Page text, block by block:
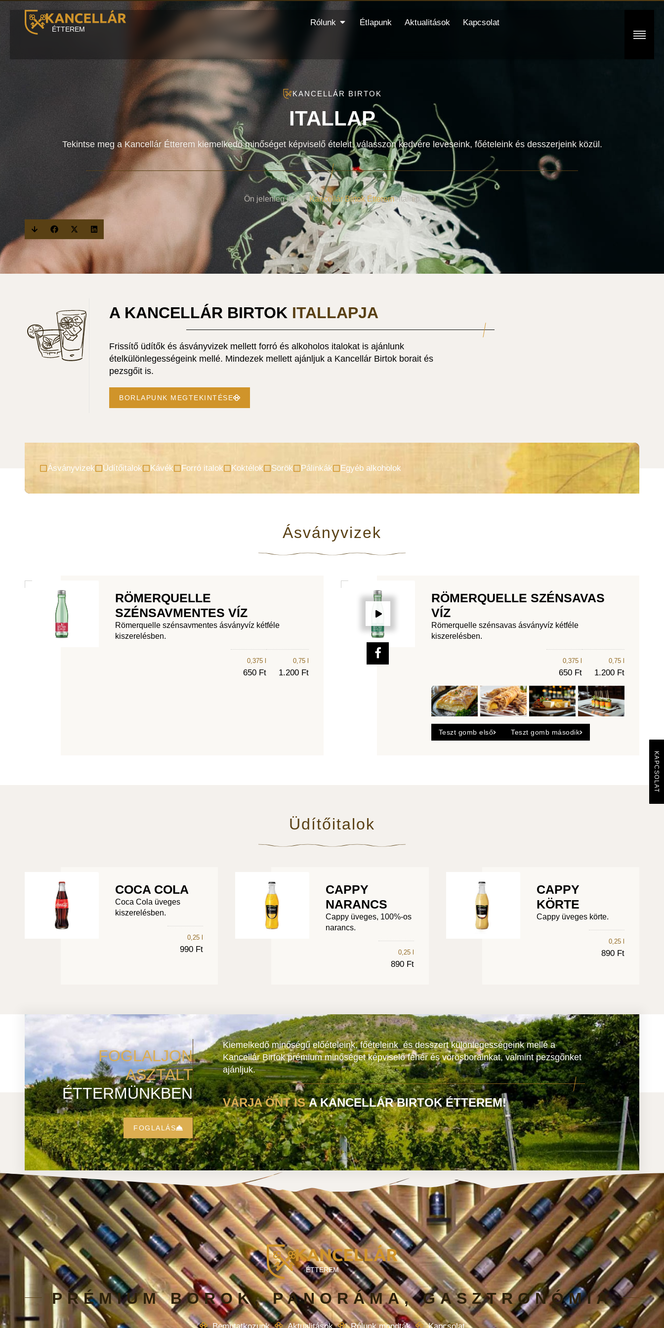
KAPCSOLAT
ÉTTEREM
Rólunk Étlapunk Aktualitások Kapcsolat
KANCELLÁR BIRTOK
ITALLAP
Tekintse meg a Kancellár Étterem kiemelkedő minőséget képviselő ételeit, válasszon kedvére leveseink, főételeink és desszerjeink közül.
Ön jelenleg itt van:Kancellár Birtok Étterem>Itallap
A KANCELLÁR BIRTOK ITALLAPJA
Frissítő üdítők és ásványvizek mellett forró és alkoholos italokat is ajánlunk
ételkülönlegességeink mellé. Mindezek mellett ajánljuk a Kancellár Birtok borait és
pezsgőit is.
BORLAPUNK MEGTEKINTÉSE
Ásványvizek Üdítőitalok Kávék Forró italok Koktélok Sörök Pálinkák Egyéb alkoholok
Ásványvizek
RÖMERQUELLE
SZÉNSAVMENTES VÍZ
Römerquelle szénsavmentes ásványvíz kétféle
kiszerelésben.
0,375 l
650 Ft
0,75 l
1.200 Ft
RÖMERQUELLE SZÉNSAVAS
VÍZ
Römerquelle szénsavas ásványvíz kétféle
kiszerelésben.
0,375 l
650 Ft
0,75 l
1.200 Ft
Teszt gomb első Teszt gomb második
Üdítőitalok
COCA COLA
Coca Cola üveges
kiszerelésben.
0,25 l
990 Ft
CAPPY
NARANCS
Cappy üveges, 100%-os
narancs.
0,25 l
890 Ft
CAPPY
KÖRTE
Cappy üveges körte.
0,25 l
890 Ft
FOGLALJON
ASZTALT
ÉTTERMÜNKBEN
FOGLALÁS
Kiemelkedő minőségű előételeink, főételeink és desszert különlegességeink mellé a
Kancellár Birtok prémium minőséget képviselő fehér és vörösborainkat, valmint pezsgőnket
ajánljuk.
VÁRJA ÖNT ISA KANCELLÁR BIRTOK ÉTTEREM!
ÉTTEREM
PRÉMIUM BOROK, PANORÁMA, GASZTRONÓMIA